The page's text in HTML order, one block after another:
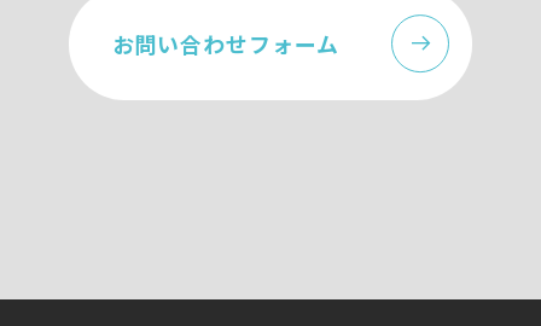
お問い合わせフォーム